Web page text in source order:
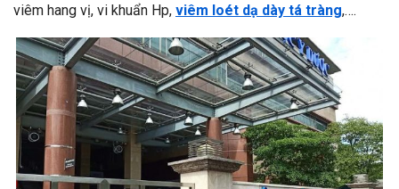
viêm hang vị, vi khuẩn Hp, viêm loét dạ dày tá tràng,….